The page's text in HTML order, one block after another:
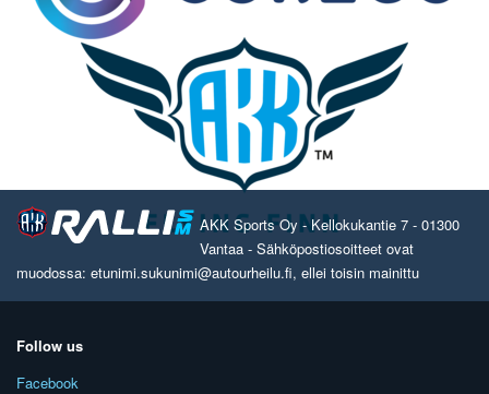
AKK Sports Oy - Kellokukantie 7 - 01300
Vantaa - Sähköpostiosoitteet ovat
muodossa: etunimi.sukunimi@autourheilu.fi, ellei toisin mainittu
Follow us
Facebook